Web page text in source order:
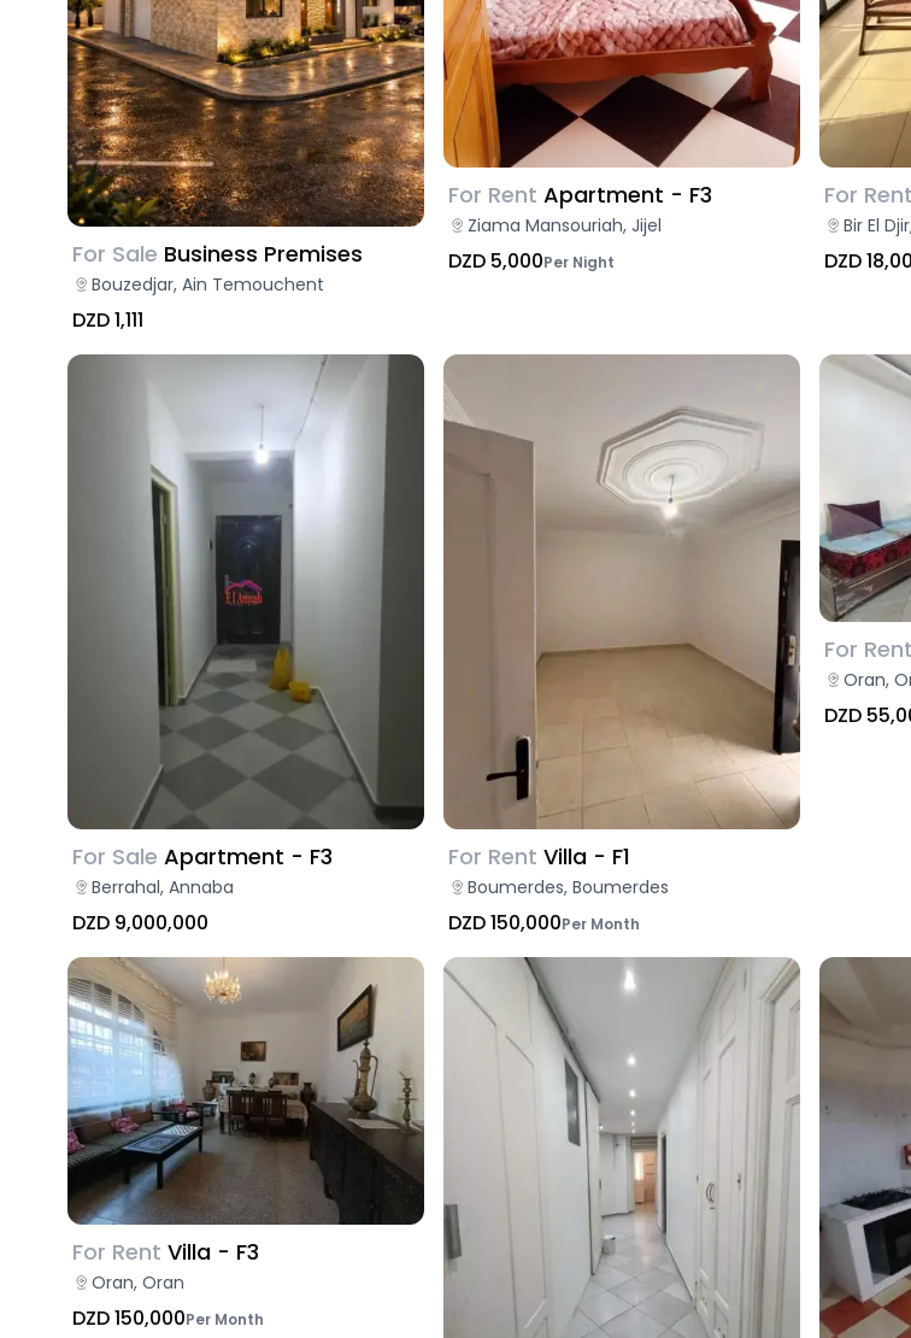
For Sale Business Premises
Bouzedjar, Ain Temouchent
DZD 1,111
For Rent Apartment - F3
Ziama Mansouriah, Jijel
DZD 5,000Per Night
For Rent
Bir El
DZD
For Sale Apartment - F3
Berrahal, Annaba
DZD 9,000,000
For Rent Villa - F1
Boumerdes, Boumerdes
DZD 150,000Per Month
For Rent
Oran,
DZD
For Rent Villa - F3
Oran, Oran
DZD 150,000Per Month